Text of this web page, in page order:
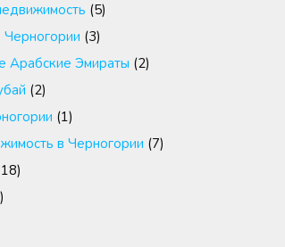
(5)
Черногории (3)
Арабские Эмираты (2)
(2)
(1)
в Черногории (7)